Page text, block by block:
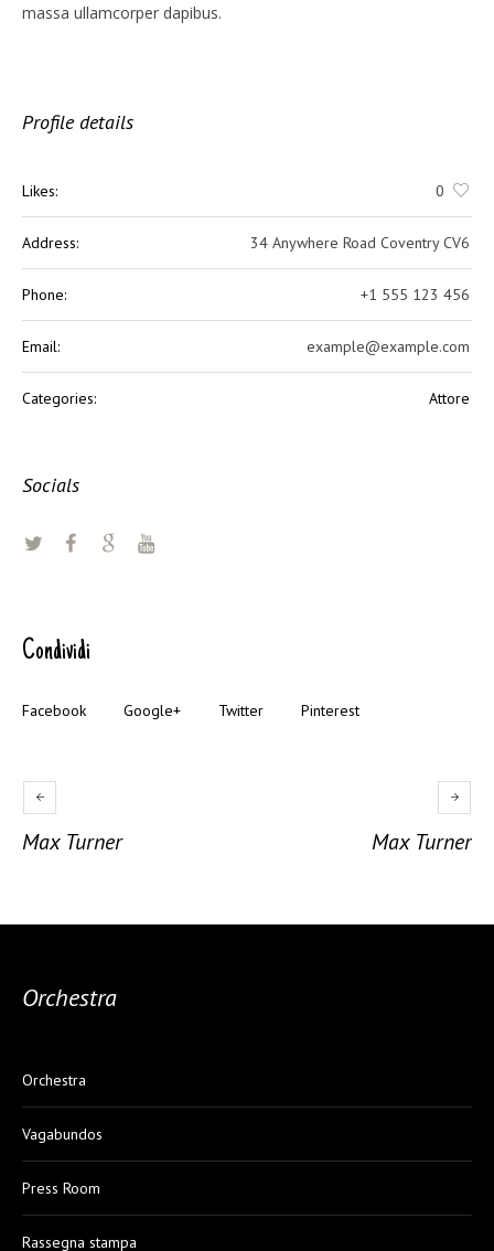
massa ullamcorper dapibus.
Profile details
Likes: 0
Address: 34 Anywhere Road Coventry CV6
Phone: +1 555 123 456
Email: example@example.com
Categories: Attore
Socials
Condividi
Facebook Google+ Twitter Pinterest
Max Turner Max Turner
Orchestra
Orchestra
Vagabundos
Press Room
Rassegna stampa